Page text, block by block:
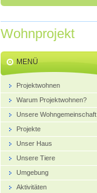
Wohnprojekt
MENÜ
Projektwohnen
Warum Projektwohnen?
Unsere Wohngemeinschaft
Projekte
Unser Haus
Unsere Tiere
Umgebung
Aktivitäten